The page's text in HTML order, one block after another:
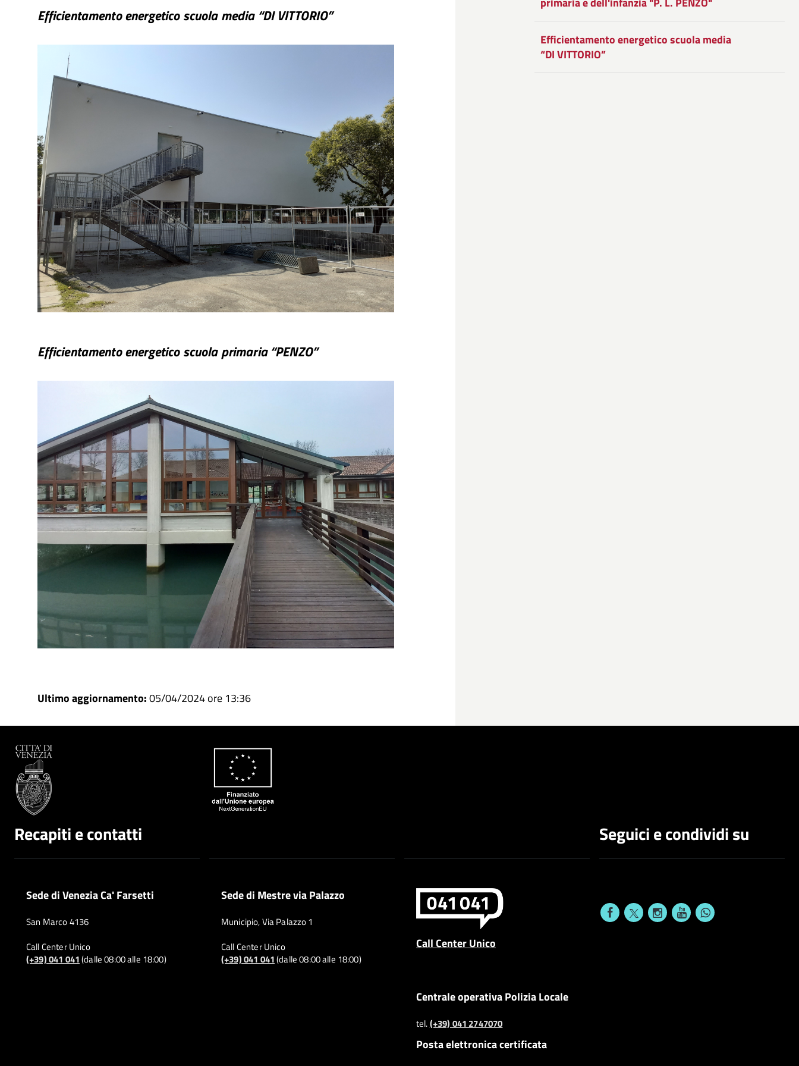
Efficientamento energetico scuola media “DI VITTORIO”
Efficientamento energetico scuola primaria “PENZO”
Facebook
su
Twitter
Condividi
su
Google
Efficientamento energetico scuola media
“DI VITTORIO”
Ultimo aggiornamento:05/04/2024 ore 13:36
Recapiti e contatti
Sede di Venezia Ca' Farsetti
San Marco 4136
Call Center Unico
(+39) 041 041(dalle 08:00 alle 18:00)
Sede di Mestre via Palazzo
Municipio, Via Palazzo 1
Call Center Unico
(+39) 041 041(dalle 08:00 alle 18:00)
Call Center Unico
Centrale operativa Polizia Locale
tel.(+39) 041 2747070
Posta elettronica certificata
Seguici e condividi su